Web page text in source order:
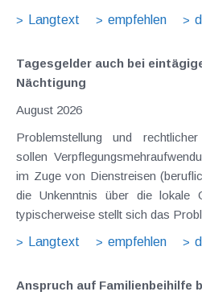
Langtext
empfehlen
Tagesgelder auch bei
Nächtigung
August 2026
Problemstellung und rechtlicher
sollen
im Zuge von Dienstreisen
die Unkenntnis über die lokale
typischerweise stellt sich das
Langtext
empfehlen
Anspruch auf Familienbeihilfe